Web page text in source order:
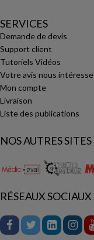
SERVICES
Demande de devis
Support client
Tutoriels Vidéos
Votre avis nous intéresse
Mon compte
Livraison
Liste des publications
NOS AUTRES SITES
RÉSEAUX SOCIAUX